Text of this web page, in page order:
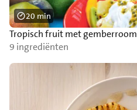
Tropisch fruit met gemberroom
9 ingrediënten
20 min